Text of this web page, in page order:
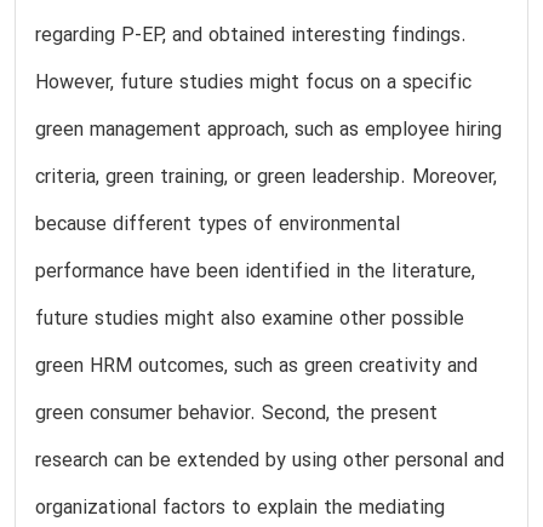
regarding P-EP, and obtained interesting findings.
However, future studies might focus on a specific
green management approach, such as employee hiring
criteria, green training, or green leadership. Moreover,
because different types of environmental
performance have been identified in the literature,
future studies might also examine other possible
green HRM outcomes, such as green creativity and
green consumer behavior. Second, the present
research can be extended by using other personal and
organizational factors to explain the mediating